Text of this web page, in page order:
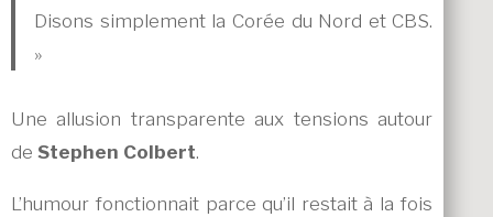
Disons simplement la Corée du Nord et CBS.
»
Une allusion transparente aux tensions autour
de Stephen Colbert.
L’humour fonctionnait parce qu’il restait à la fois